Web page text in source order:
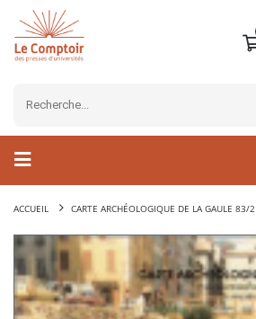
ACCUEIL CARTE ARCHÉOLOGIQUE DE LA GAULE 83/2